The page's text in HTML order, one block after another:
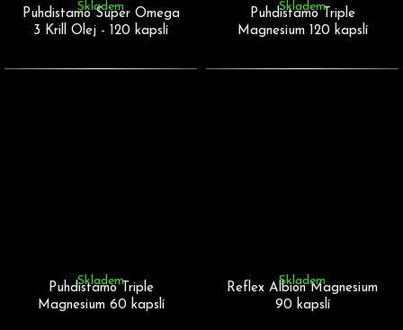
Puhdistamo Super Omega
3 Krill Olej - 120 kapslí
Skladem
Puhdistamo Triple
Magnesium 120 kapslí
Skladem
Puhdistamo Triple
Magnesium 60 kapslí
Skladem
Reflex Albion Magnesium
90 kapslí
Skladem